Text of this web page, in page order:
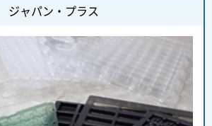
ジャパン・プラス